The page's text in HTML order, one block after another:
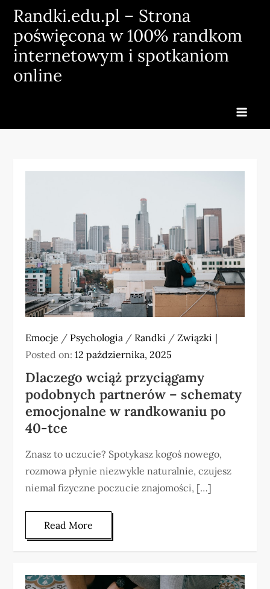
Skip
content
Randki.edu.pl – Strona
poświęcona w 100% randkom
internetowym i spotkaniom
online
Emocje / Psychologia / Randki /Związki
Posted on:12 października, 2025
Dlaczego wciąż przyciągamy
podobnych partnerów – schematy
emocjonalne w randkowaniu po
40-tce
Znasz to uczucie? Spotykasz kogoś nowego,
rozmowa płynie niezwykle naturalnie, czujesz
niemal fizyczne poczucie znajomości, […]
Read More